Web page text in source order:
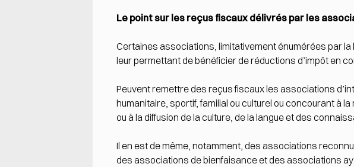
Le point sur les reçus fiscaux délivrés par les
Certaines associations, limitativement énumérées par
leur permettant de bénéficier de réductions d’impôt en
Peuvent remettre des reçus fiscaux les associations
humanitaire, sportif, familial ou culturel ou concourant à
ou à la diffusion de la culture, de la langue et des
Il en est de même, notamment, des associations
des associations de bienfaisance et des associations